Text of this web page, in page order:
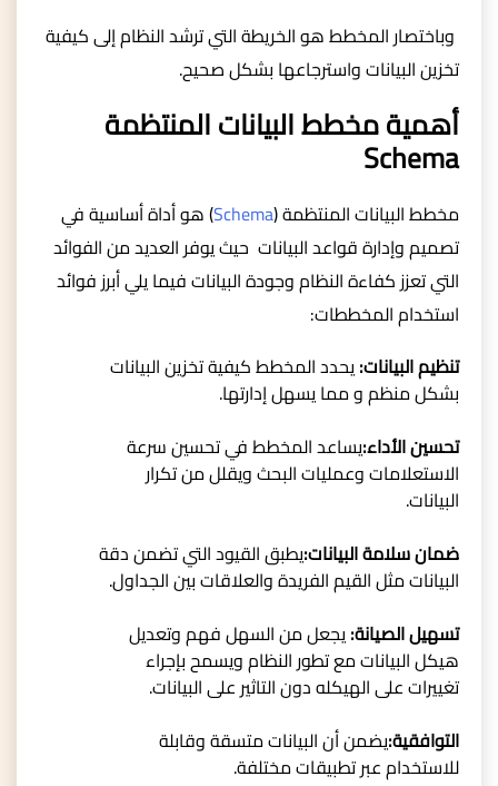
وباختصار المخطط هو الخريطة التي ترشد النظام إلى كيفية
تخزين البيانات واسترجاعها بشكل صحيح.
أهمية مخطط البيانات المنتظمة
Schema
مخطط البيانات المنتظمة (Schema) هو أداة أساسية في
تصميم وإدارة قواعد البيانات حيث يوفر العديد من الفوائد
التي تعزز كفاءة النظام وجودة البيانات فيما يلي أبرز فوائد
استخدام المخططات:
تنظيم البيانات:يحدد المخطط كيفية تخزين البيانات
بشكل منظم و مما يسهل إدارتها.
تحسين الأداء:يساعد المخطط في تحسين سرعة
الاستعلامات وعمليات البحث ويقلل من تكرار
البيانات.
ضمان سلامة البيانات:يطبق القيود التي تضمن دقة
البيانات مثل القيم الفريدة والعلاقات بين الجداول.
تسهيل الصيانة:يجعل من السهل فهم وتعديل
هيكل البيانات مع تطور النظام ويسمح بإجراء
تغييرات على الهيكله دون التاثير على البيانات.
التوافقية:يضمن أن البيانات متسقة وقابلة
للاستخدام عبر تطبيقات مختلفة.